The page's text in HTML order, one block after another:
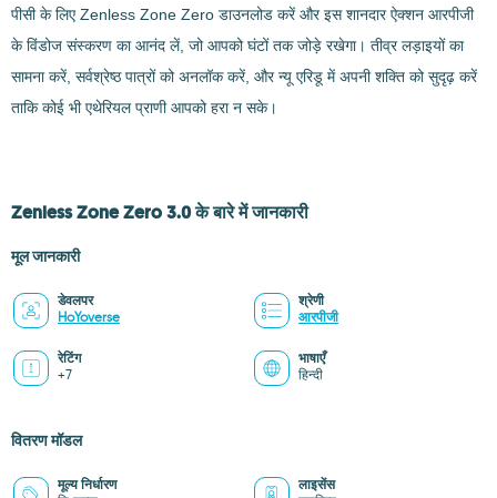
पीसी के लिए Zenless Zone Zero डाउनलोड करें और इस शानदार ऐक्शन आरपीजी
के विंडोज संस्करण का आनंद लें, जो आपको घंटों तक जोड़े रखेगा। तीव्र लड़ाइयों का
सामना करें, सर्वश्रेष्ठ पात्रों को अनलॉक करें, और न्यू एरिडू में अपनी शक्ति को सुदृढ़ करें
ताकि कोई भी एथेरियल प्राणी आपको हरा न सके।
Zenless Zone Zero 3.0 के बारे में जानकारी
मूल जानकारी
डेवलपर
HoYoverse
श्रेणी
आरपीजी
रेटिंग
+7
भाषाएँ
हिन्दी
वितरण मॉडल
मूल्य निर्धारण लाइसेंस